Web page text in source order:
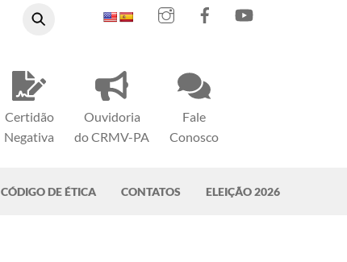
Certidão
Negativa
Ouvidoria
do CRMV-PA
Fale
Conosco
InstagramFacebook
CÓDIGO DE ÉTICA CONTATOS ELEIÇÃO 2026